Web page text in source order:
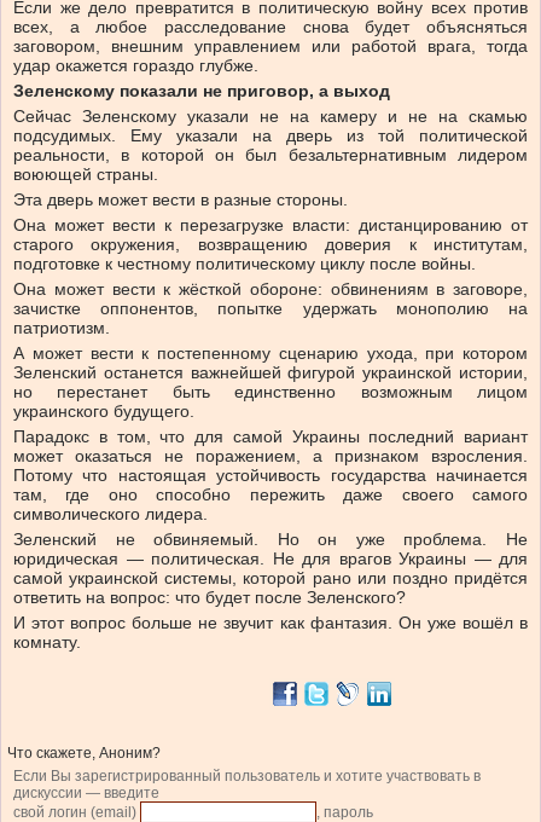
Если же дело превратится в политическую войну всех против
всех, а любое расследование снова будет объясняться
заговором, внешним управлением или работой врага, тогда
удар окажется гораздо глубже.
Зеленскому показали не приговор, а выход
Сейчас Зеленскому указали не на камеру и не на скамью
подсудимых. Ему указали на дверь из той политической
реальности, в которой он был безальтернативным лидером
воюющей страны.
Эта дверь может вести в разные стороны.
Она может вести к перезагрузке власти: дистанцированию от
старого окружения, возвращению доверия к институтам,
подготовке к честному политическому циклу после войны.
Она может вести к жёсткой обороне: обвинениям в заговоре,
зачистке оппонентов, попытке удержать монополию на
патриотизм.
А может вести к постепенному сценарию ухода, при котором
Зеленский останется важнейшей фигурой украинской истории,
но перестанет быть единственно возможным лицом
украинского будущего.
Парадокс в том, что для самой Украины последний вариант
может оказаться не поражением, а признаком взросления.
Потому что настоящая устойчивость государства начинается
там, где оно способно пережить даже своего самого
символического лидера.
Зеленский не обвиняемый. Но он уже проблема. Не
юридическая — политическая. Не для врагов Украины — для
самой украинской системы, которой рано или поздно придётся
ответить на вопрос: что будет после Зеленского?
И этот вопрос больше не звучит как фантазия. Он уже вошёл в
комнату.
Что скажете, Аноним?
Если Вы зарегистрированный пользователь и хотите участвовать в
дискуссии — введите
свой логин (email)
, пароль